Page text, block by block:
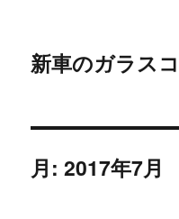
新車のガラス
月:2017年7月